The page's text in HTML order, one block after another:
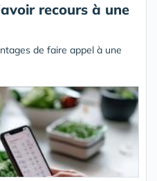
recours à une
de faire appel à une